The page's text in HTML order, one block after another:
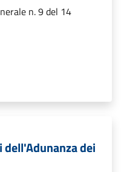
n. 9 del 14
dei